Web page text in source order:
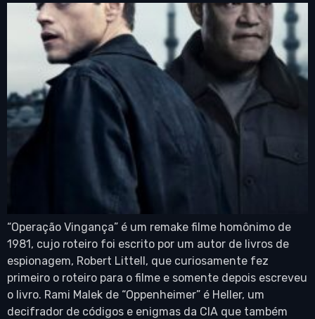
“Operação Vingança” é um remake filme homônimo de
1981, cujo roteiro foi escrito por um autor de livros de
espionagem, Robert Littell, que curiosamente fez
primeiro o roteiro para o filme e somente depois escreveu
o livro. Rami Malek de “Oppenheimer” é Heller, um
decifrador de códigos e enigmas da CIA que também